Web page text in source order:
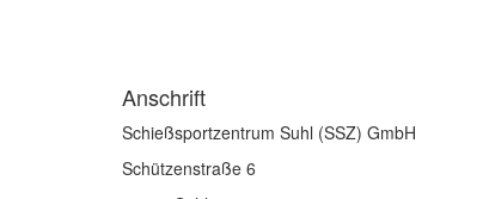
Anschrift
Schießsportzentrum Suhl (SSZ) GmbH
Schützenstraße 6